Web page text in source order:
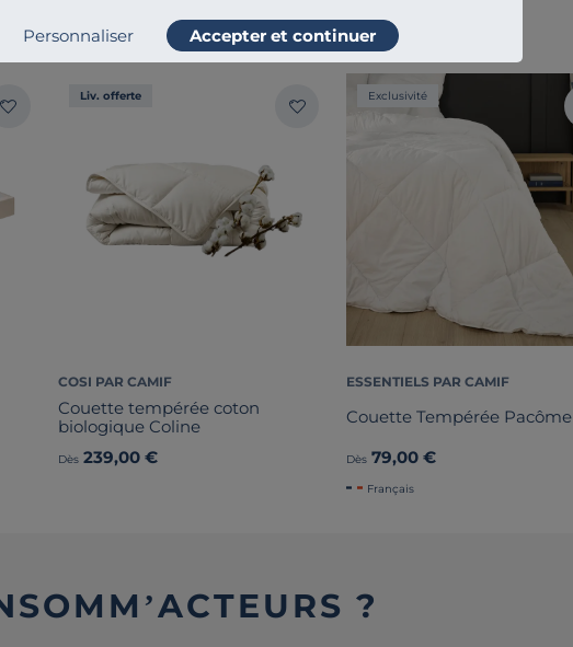
Personnaliser Accepter et continuer
Liv. offerte
COSI PAR CAMIF
Couette tempérée coton
biologique Coline
Dès 239,00 €
Exclusivité
ESSENTIELS PAR CAMIF
Couette Tempérée Pacôme
Dès 79,00 €
Français
?